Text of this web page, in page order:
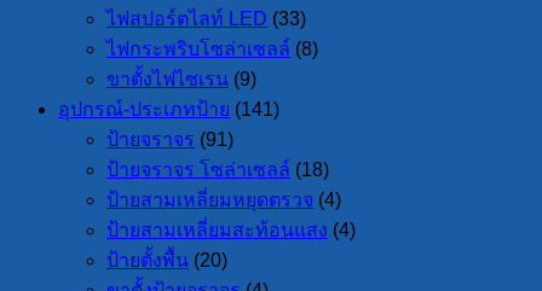
ไฟสปอร์ตไลท์ LED (33)
ไฟกระพริบโซล่าเซลล์ (8)
ขาตั้งไฟไซเรน (9)
อุปกรณ์-ประเภทป้าย (141)
ป้ายจราจร (91)
ป้ายจราจร โซล่าเซลล์ (18)
ป้ายสามเหลี่ยมหยุดตรวจ (4)
ป้ายสามเหลี่ยมสะท้อนแสง (4)
ป้ายตั้งพื้น (20)